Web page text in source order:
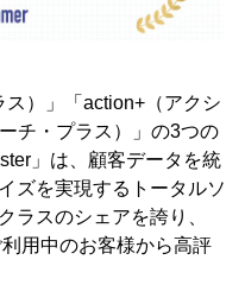
）」「action+（アクシ
チ・プラス）」の3つの
」は、顧客データを統
ズを実現するトータルソ
ラスのシェアを誇り、
用中のお客様から高評